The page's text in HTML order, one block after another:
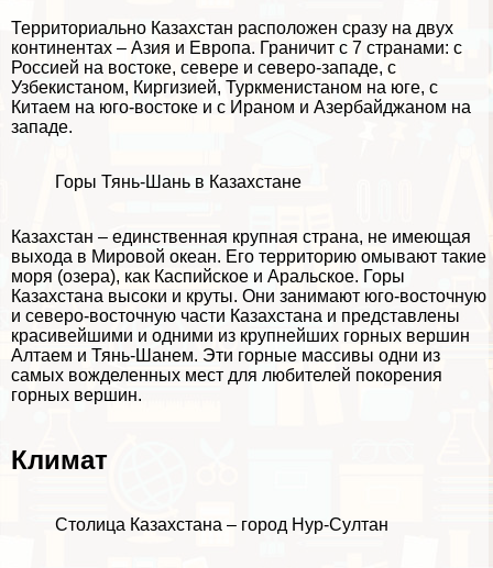
Территориально Казахстан расположен сразу на двух
континентах – Азия и Европа. Граничит с 7 странами: с
Россией на востоке, севере и северо-западе, с
Узбекистаном, Киргизией, Туркменистаном на юге, с
Китаем на юго-востоке и с Ираном и Азербайджаном на
западе.
Горы Тянь-Шань в Казахстане
Казахстан – единственная крупная страна, не имеющая
выхода в Мировой океан. Его территорию омывают такие
моря (озера), как Каспийское и Аральское. Горы
Казахстана высоки и круты. Они занимают юго-восточную
и северо-восточную части Казахстана и представлены
красивейшими и одними из крупнейших горных вершин
Алтаем и Тянь-Шанем. Эти горные массивы одни из
самых вожделенных мест для любителей покорения
горных вершин.
Климат
Столица Казахстана – город Нур-Султан